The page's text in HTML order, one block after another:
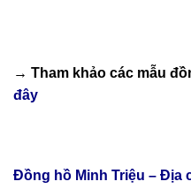
→ Tham khảo các mẫu
đây
Đồng hồ Minh Triệu – Địa